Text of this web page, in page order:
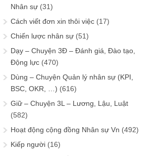
Nhân sự (31)
Cách viết đơn xin thôi việc (17)
Chiến lược nhân sự (51)
Dạy – Chuyện 3Đ – Đánh giá, Đào tạo,
Động lực (470)
Dùng – Chuyện Quản lý nhân sự (KPI,
BSC, OKR, …) (616)
Giữ – Chuyện 3L – Lương, Lậu, Luật
(582)
Hoạt động cộng đồng Nhân sự Vn (492)
Kiếp người (16)